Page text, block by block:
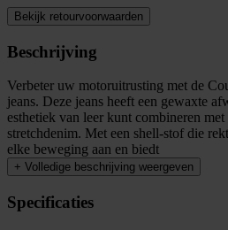
Bekijk retourvoorwaarden
Beschrijving
Verbeter uw motoruitrusting met de
jeans. Deze jeans heeft een gewaxte
esthetiek van leer kunt combineren
stretchdenim. Met een shell-stof die
elke beweging aan en biedt
+ Volledige beschrijving weergeven
Specificaties